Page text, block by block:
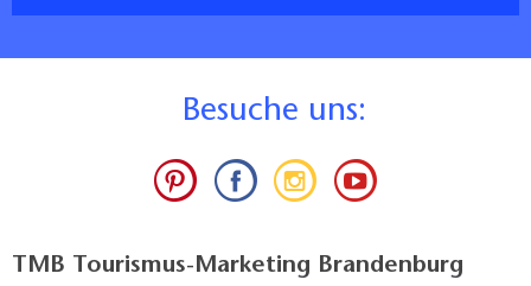
Besuche uns:
TMB Tourismus-Marketing Brandenburg